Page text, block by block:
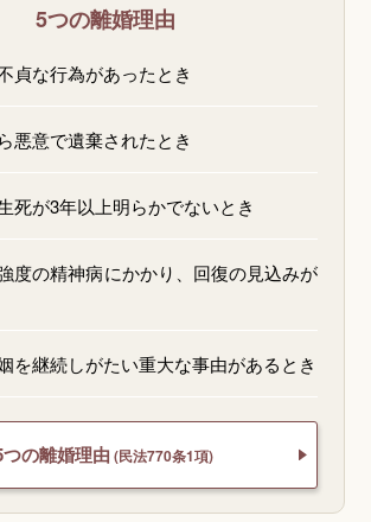
5つの離婚理由
貞な行為があったとき
悪意で遺棄されたとき
死が3年以上明らかでないとき
度の精神病にかかり、回復の見込みが
を継続しがたい重大な事由があるとき
の離婚理由 (民法770条1項)